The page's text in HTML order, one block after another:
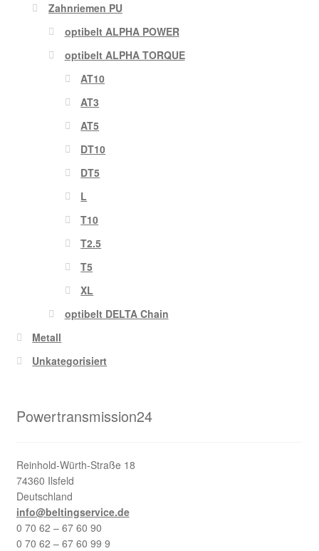
Zahnriemen PU
optibelt ALPHA POWER
optibelt ALPHA TORQUE
AT10
AT3
AT5
DT10
DT5
L
T10
T2.5
T5
XL
optibelt DELTA Chain
Metall
Unkategorisiert
Powertransmission24
Reinhold-Würth-Straße 18
74360 Ilsfeld
Deutschland
info@beltingservice.de
0 70 62 – 67 60 90
0 70 62 – 67 60 99 9